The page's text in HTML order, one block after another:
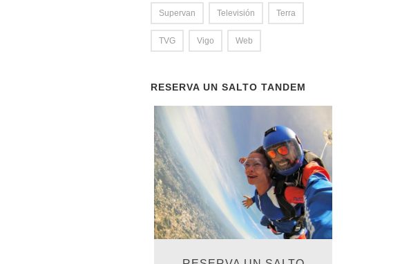
Supervan Televisión Terra
TVG Vigo Web
RESERVA UN SALTO TANDEM